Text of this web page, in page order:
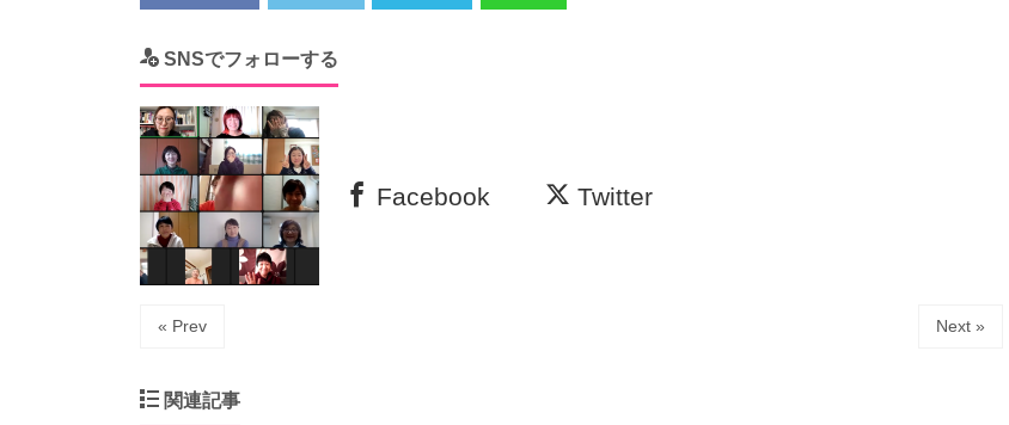
SNSでフォローする
Facebook Twitter
« Prev Next »
関連記事